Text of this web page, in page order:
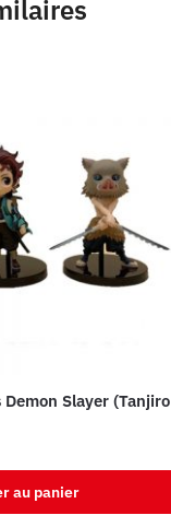
Slayer (Tanjiro
au panier